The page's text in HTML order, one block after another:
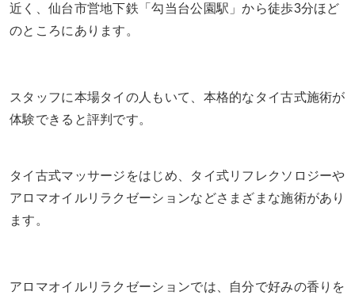
近く、仙台市営地下鉄「勾当台公園駅」から徒歩3分ほど
のところにあります。
スタッフに本場タイの人もいて、本格的なタイ古式施術が
体験できると評判です。
タイ古式マッサージをはじめ、タイ式リフレクソロジーや
アロマオイルリラクゼーションなどさまざまな施術があり
ます。
アロマオイルリラクゼーションでは、自分で好みの香りを